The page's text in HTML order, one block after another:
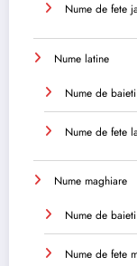
Nume de fete
Nume latine
Nume de
Nume de fete
Nume maghiare
Nume de
Nume de fete